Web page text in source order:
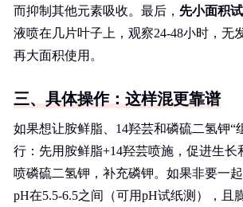
而抑制其他元素吸收。最后， 先小面积
液喷在几片叶子上，观察24-48小时，无
再大面积使用。
三、具体操作：这样混更靠谱
如果想让胺鲜脂、14羟芸和磷硫二氢钾“
行：先用胺鲜脂+14羟芸喷施，促进生长
喷磷硫二氢钾，补充磷钾。如果非要一
pH在5.5-6.5之间（可用pH试纸测），且